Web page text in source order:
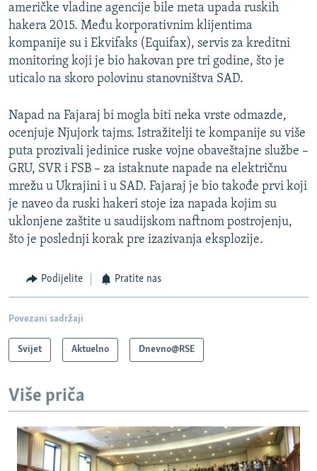
američke vladine agencije bile meta upada ruskih
hakera 2015. Među korporativnim klijentima
kompanije su i Ekvifaks (Equifax), servis za kreditni
monitoring koji je bio hakovan pre tri godine, što je
uticalo na skoro polovinu stanovništva SAD.
Napad na Fajaraj bi mogla biti neka vrste odmazde,
ocenjuje Njujork tajms. Istražitelji te kompanije su više
puta prozivali jedinice ruske vojne obaveštajne službe –
GRU, SVR i FSB – za istaknute napade na električnu
mrežu u Ukrajini i u SAD. Fajaraj je bio takođe prvi koji
je naveo da ruski hakeri stoje iza napada kojim su
uklonjene zaštite u saudijskom naftnom postrojenju,
što je poslednji korak pre izazivanja eksplozije.
Podijelite Pratite nas
Povezani sadržaji
Svijet Aktuelno Dnevno@RSE
Više priča